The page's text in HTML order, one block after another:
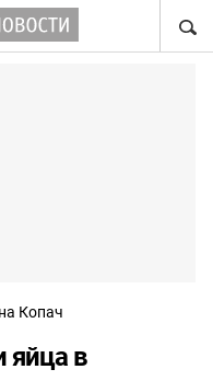
Копач
яйца в